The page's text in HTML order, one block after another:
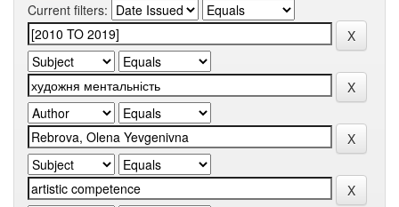
Current filters: